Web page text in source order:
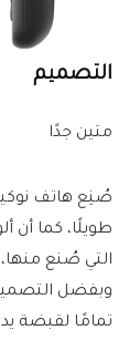
التصميم
متين جدًا
طويلًا، كما أن
التي صُنع
تمامًا لقبضة